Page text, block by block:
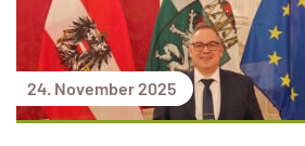
24. November 2025